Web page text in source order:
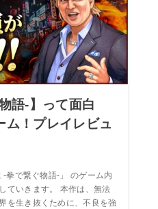
語-】って面白
ム！プレイレビュ
拳で繋ぐ物語-」 のゲーム内
ていきます。 本作は、無法
を生き抜くために、不良を強